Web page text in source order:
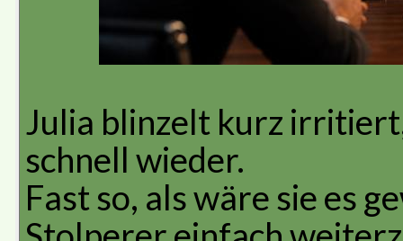
Julia blinzelt kurz
schnell wieder.
Fast so, als wäre sie es